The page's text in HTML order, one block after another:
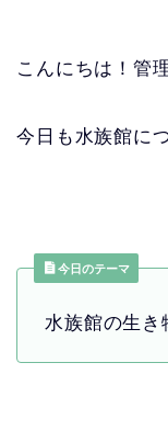
こんにちは！管
今日も水族館に
今日のテーマ
水族館の生